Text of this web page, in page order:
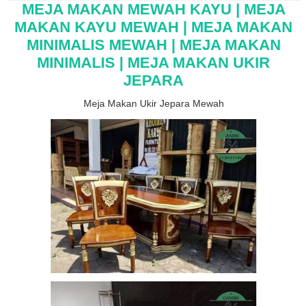
MEJA MAKAN MEWAH KAYU | MEJA
MAKAN KAYU MEWAH | MEJA MAKAN
MINIMALIS MEWAH | MEJA MAKAN
MINIMALIS | MEJA MAKAN UKIR
JEPARA
Meja Makan Ukir Jepara Mewah